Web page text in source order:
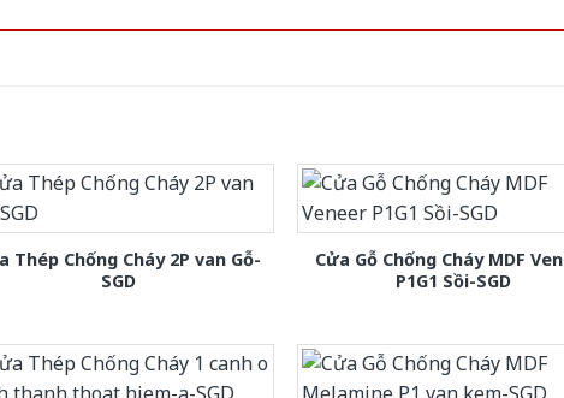
Thép Chống Cháy 2P van Gỗ-
SGD
Cửa Gỗ Chống Cháy MDF
P1G1 Sồi-SGD